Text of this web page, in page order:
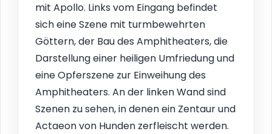
mit Apollo. Links vom Eingang befindet
sich eine Szene mit turmbewehrten
Göttern, der Bau des Amphitheaters, die
Darstellung einer heiligen Umfriedung und
eine Opferszene zur Einweihung des
Amphitheaters. An der linken Wand sind
Szenen zu sehen, in denen ein Zentaur und
Actaeon von Hunden zerfleischt werden.